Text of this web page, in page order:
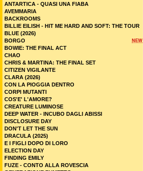
ANTARTICA - QUASI UNA FIABA
AVEMMARIA
BACKROOMS
BILLIE EILISH - HIT ME HARD AND SOFT: THE TOUR
BLUE (2026)
NEW
BORGO
BOWIE: THE FINAL ACT
CHAO
CHRIS & MARTINA: THE FINAL SET
CITIZEN VIGILANTE
CLARA (2026)
CON LA PIOGGIA DENTRO
CORPI MUTANTI
COS'E' L'AMORE?
CREATURE LUMINOSE
DEEP WATER - INCUBO DAGLI ABISSI
DISCLOSURE DAY
DON'T LET THE SUN
DRACULA (2025)
E I FIGLI DOPO DI LORO
ELECTION DAY
FINDING EMILY
FUZE - CONTO ALLA ROVESCIA